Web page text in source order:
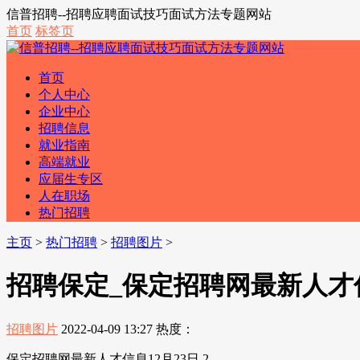
信普招聘--招聘应聘面试技巧面试方法专题网站
首页 标签页
首页
个人中心
企业中心
招聘信息
就业指南
高端就业
应届生专区
人在职场
热门招聘
主页 > 热门招聘 > 招聘图片 >
招聘保定_保定招聘网最新人才
招聘图片 2022-04-09 13:27 热度：